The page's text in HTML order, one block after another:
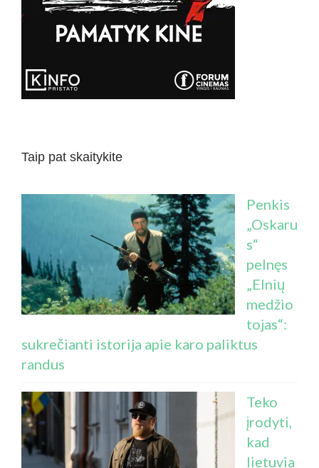
Taip pat skaitykite
Penkis
„Oskaru
s“
pelnęs
„Elnių
medžio
tojas“:
sukrečianti istorija apie karo paliktus
randus
Teko
įrodyti,
kad
lietuvia